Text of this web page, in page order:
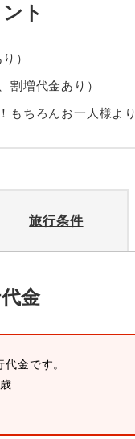
ト
）
割増代金あり）
もちろんお一人様よ
旅行条件
金
金です。